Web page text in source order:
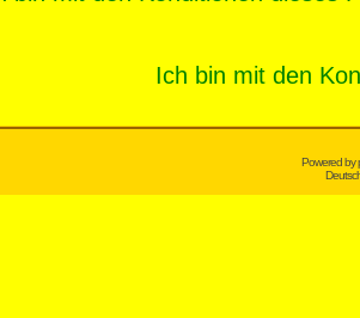
Ich bin mit den
Powered by